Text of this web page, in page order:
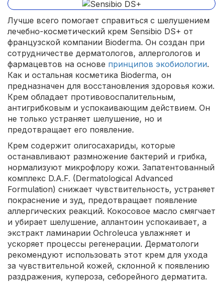
Лучше всего помогает справиться с шелушением
лечебно-косметический крем Sensibio DS+ от
французской компании Bioderma. Он создан при
сотрудничестве дерматологов, аллергологов и
фармацевтов на основе принципов экобиологии.
Как и остальная косметика Bioderma, он
предназначен для восстановления здоровья кожи.
Крем обладает противовоспалительным,
антигрибковым и успокаивающим действием. Он
не только устраняет шелушение, но и
предотвращает его появление.
Крем содержит олигосахариды, которые
останавливают размножение бактерий и грибка,
нормализуют микрофлору кожи. Запатентованный
комплекс D.A.F. (Dermatological Advanced
Formulation) снижает чувствительность, устраняет
покраснение и зуд, предотвращает появление
аллергических реакций. Кокосовое масло смягчает
и убирает шелушение, аллантоин успокаивает, а
экстракт ламинарии Ochroleuca увлажняет и
ускоряет процессы регенерации. Дерматологи
рекомендуют использовать этот крем для ухода
за чувствительной кожей, склонной к появлению
раздражения, купероза, себорейного дерматита.